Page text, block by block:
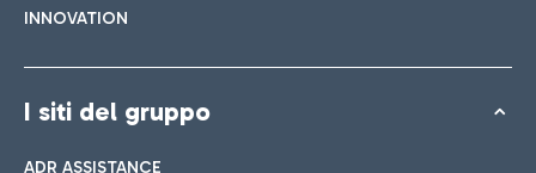
INNOVATION
I siti del gruppo
ADR ASSISTANCE